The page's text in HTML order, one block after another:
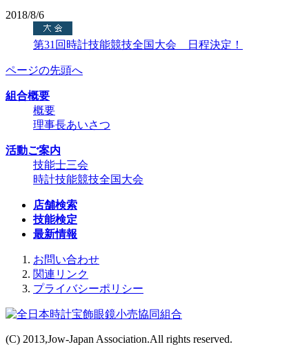
2018/8/6
第31回時計技能競技全国大会 日程決定！
ページの先頭へ
組合概要
概要
理事長あいさつ
活動ご案内
技能士三会
時計技能競技全国大会
店舗検索
技能検定
最新情報
お問い合わせ
関連リンク
プライバシーポリシー
(C) 2013,Jow-Japan Association.All rights reserved.